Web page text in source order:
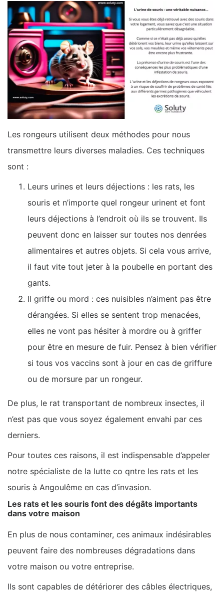
Les rongeurs utilisent deux méthodes pour nous
transmettre leurs diverses maladies. Ces techniques
sont :
Leurs urines et leurs déjections : les rats, les
souris et n’importe quel rongeur urinent et font
leurs déjections à l’endroit où ils se trouvent. Ils
peuvent donc en laisser sur toutes nos denrées
alimentaires et autres objets. Si cela vous arrive,
il faut vite tout jeter à la poubelle en portant des
gants.
Il griffe ou mord : ces nuisibles n’aiment pas être
dérangées. Si elles se sentent trop menacées,
elles ne vont pas hésiter à mordre ou à griffer
pour être en mesure de fuir. Pensez à bien vérifier
si tous vos vaccins sont à jour en cas de griffure
ou de morsure par un rongeur.
De plus, le rat transportant de nombreux insectes, il
n’est pas que vous soyez également envahi par ces
derniers.
Pour toutes ces raisons, il est indispensable d’appeler
notre spécialiste de la lutte co qntre les rats et les
souris à Angoulême en cas d’invasion.
Les rats et les souris font des dégâts importants
dans votre maison
En plus de nous contaminer, ces animaux indésirables
peuvent faire des nombreuses dégradations dans
votre maison ou votre entreprise.
Ils sont capables de détériorer des câbles électriques,